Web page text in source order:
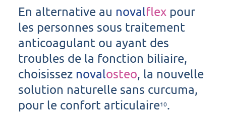
En alternative au novalflex pour
les personnes sous traitement
anticoagulant ou ayant des
troubles de la fonction biliaire,
choisissez novalosteo, la nouvelle
solution naturelle sans curcuma,
pour le confort articulaire10.